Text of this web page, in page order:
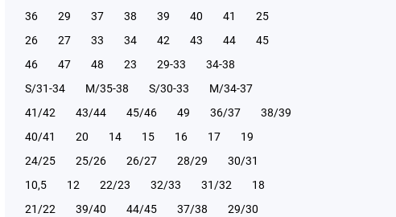
36
29 37 38 39 40 41
25
26
27 33 34 42 43 44
45
46
47 48 23 29-33
34-38
S/31-34
М/35-38 S/30-33
М/34-37
41/42
43/44 45/46 49 36/37
38/39
40/41
20 14 15 16 17
19
24/25
25/26 26/27 28/29
30/31
10,5
12 22/23 32/33 31/32
18
21/22
39/40 44/45 37/38
29/30